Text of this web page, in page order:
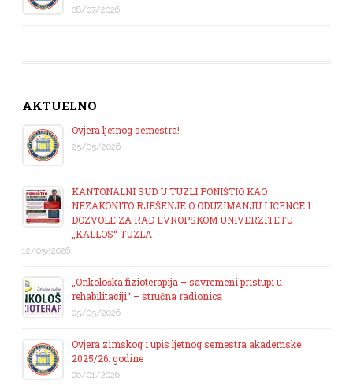
08/07/2026
AKTUELNO
Ovjera ljetnog semestra!
25/05/2026
KANTONALNI SUD U TUZLI PONIŠTIO KAO
NEZAKONITO RJEŠENJE O ODUZIMANJU LICENCE I
DOZVOLE ZA RAD EVROPSKOM UNIVERZITETU
„KALLOS“ TUZLA
12/05/2026
„Onkološka fizioterapija – savremeni pristupi u
rehabilitaciji“ – stručna radionica
05/05/2026
Ovjera zimskog i upis ljetnog semestra akademske
2025/26. godine
06/01/2026